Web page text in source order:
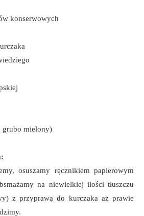
konserwowych
grubo mielony)
osuszamy ręcznikiem papierowym
na niewielkiej ilości tłuszczu
z przyprawą do kurczaka aż prawie